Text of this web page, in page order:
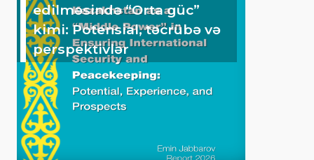
edilməsində “Orta güc”
kimi: Potensial, təcrübə və
perspektivlər